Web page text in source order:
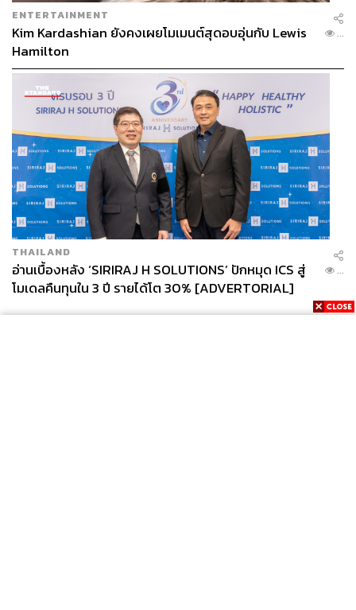
ENTERTAINMENT
Kim Kardashian ยังคงเผยโมเมนต์สุดอบอุ่นกับ Lewis
Hamilton
...
THAILAND
อ่านเบื้องหลัง ‘SIRIRAJ H SOLUTIONS’ ปักหมุด ICS สู่
โมเดลคืนทุนใน 3 ปี รายได้โต 30% [ADVERTORIAL]
...